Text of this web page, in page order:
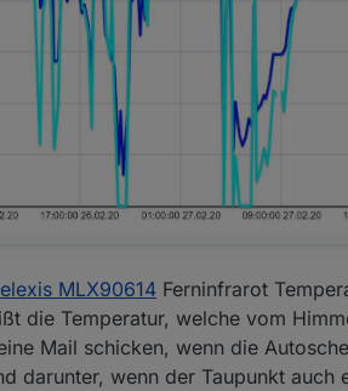
MLX90614 Ferninfrarot
die Temperatur, welche vom
Mail schicken, wenn die
darunter, wenn der Taupunkt auch